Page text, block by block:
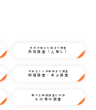
日本の端から端まで調査
所在調査（人探し）
不安なことを細部まで調査
結婚調査・身上調査
様々な探偵調査に対応
その他の調査